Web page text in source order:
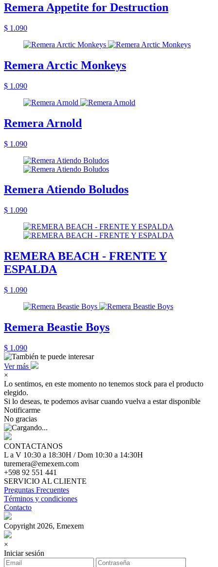
Remera Appetite for Destruction
$ 1.090
Remera Arctic Monkeys
$ 1.090
Remera Arnold
$ 1.090
Remera Atiendo Boludos
$ 1.090
REMERA BEACH - FRENTE Y
ESPALDA
$ 1.090
Remera Beastie Boys
$ 1.090
Ver más
×
Lo sentimos, en este momento no tenemos stock para el producto
elegido.
Si lo deseas, te podemos avisar cuando vuelva a estar disponible
Notificarme
No gracias
CONTACTANOS
L a V 10:30 a 18:30H / Dom 10:30 a 14:30H
turemera@emexem.com
+598 92 551 441
SERVICIO AL CLIENTE
Preguntas Frecuentes
Términos y condiciones
Contacto
Copyright 2026, Emexem
×
Iniciar sesión